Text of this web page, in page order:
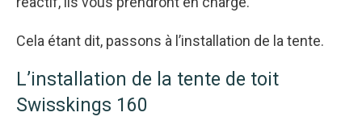
Cela étant dit, passons à l’installation de la tente.
L’installation de la tente de toit
Swisskings 160